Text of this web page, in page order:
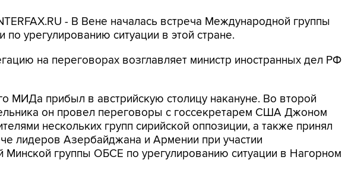
- В Вене началась встреча Международной группы
урегулированию ситуации в этой стране.
на переговорах возглавляет министр иностранных дел РФ
МИДа прибыл в австрийскую столицу накануне. Во второй
он провел переговоры с госсекретарем США Джоном
нескольких групп сирийской оппозиции, а также принял
лидеров Азербайджана и Армении при участии
Минской группы ОБСЕ по урегулированию ситуации в Нагорном